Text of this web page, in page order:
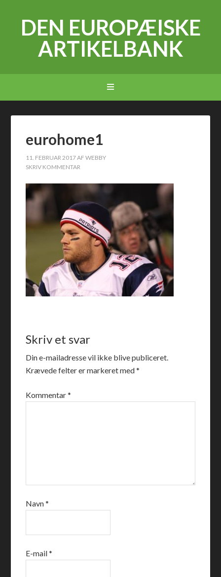
DEN EUROPÆISKE
ARTIKELBANK
eurohome1
11. FEBRUAR 2017AFWEBBY
SKRIV KOMMENTAR
Skriv et svar
Din e-mailadresse vil ikke blive publiceret.
Krævede felter er markeret med*
Kommentar*
Navn*
E-mail*